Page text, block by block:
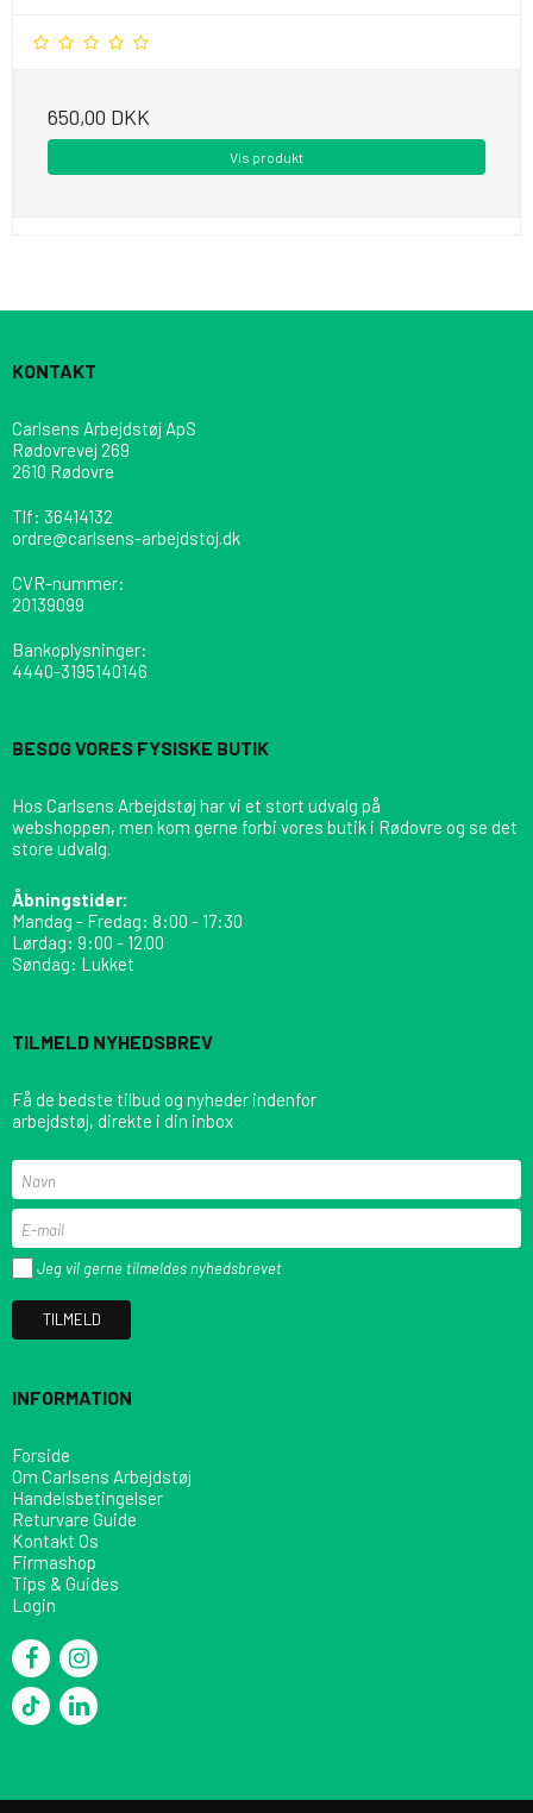
650,00 DKK
Vis produkt
KONTAKT
Carlsens Arbejdstøj ApS
Rødovrevej 269
2610 Rødovre
Tlf: 36414132
ordre@carlsens-arbejdstoj.dk
CVR-nummer:
20139099
Bankoplysninger:
4440-3195140146
BESØG VORES FYSISKE BUTIK
Hos Carlsens Arbejdstøj har vi et stort udvalg på
webshoppen, men kom gerne forbi vores butik i Rødovre og se det
store udvalg.
Åbningstider:
Mandag - Fredag: 8:00 - 17:30
Lørdag: 9:00 - 12.00
Søndag: Lukket
TILMELD NYHEDSBREV
Få de bedste tilbud og nyheder indenfor
arbejdstøj, direkte i din inbox
Jeg vil gerne tilmeldes nyhedsbrevet
TILMELD
INFORMATION
Forside
Om Carlsens Arbejdstøj
Handelsbetingelser
Returvare Guide
Kontakt Os
Firmashop
Tips & Guides
Login